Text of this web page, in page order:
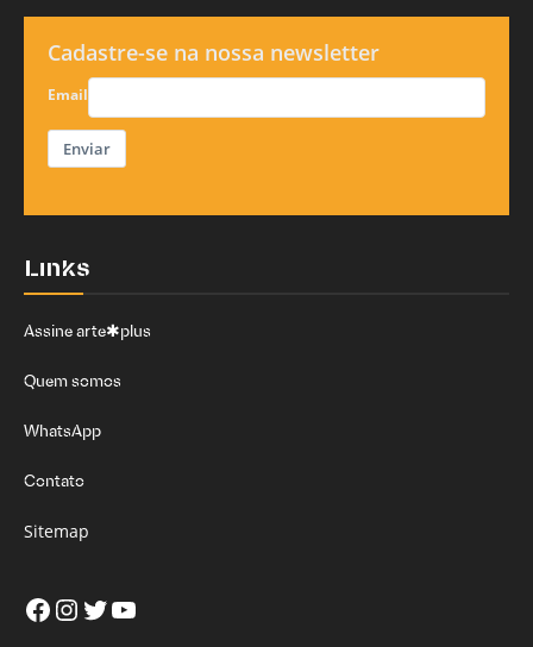
Cadastre-se na nossa newsletter
Email
Enviar
Links
Assine arte✱plus
Quem somos
WhatsApp
Contato
Sitemap
Facebook
Instagram
Twitter
Youtube